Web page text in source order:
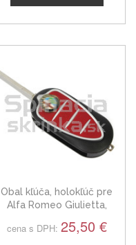
Obal kľúča, holokľúč pre
Alfa Romeo Giulietta,
cena s DPH: 25,50 €